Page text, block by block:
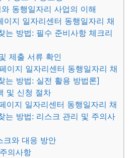
동행일자리 사업의 이해
이지 일자리센터 동행일자리 채
는 방법: 필수 준비사항 체크리
제출 서류 확인
이지 일자리센터 동행일자리 채
는 방법: 실전 활용 방법론]
및 신청 절차
이지 일자리센터 동행일자리 채
는 방법: 리스크 관리 및 주의사
크와 대응 방안
의사항